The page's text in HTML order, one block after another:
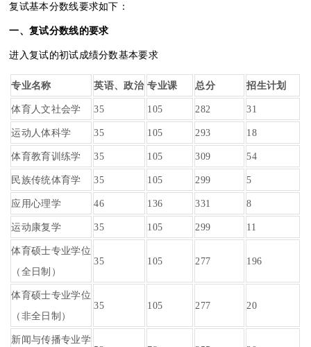
复试基本分数线要求如下：
一、复试分数线的要求
进入复试的初试成绩分数基本要求
专业名称 英语、政治 专业课 总分 招生计划
体育人文社会学 35 105 282 31
运动人体科学 35 105 293 18
体育教育训练学 35 105 309 54
民族传统体育学 35 105 299 5
应用心理学 46 136 331 8
运动康复学 35 105 299 11
体育硕士专业学位
（全日制）
35 105 277 196
体育硕士专业学位
（非全日制）
35 105 277 20
新闻与传播专业学